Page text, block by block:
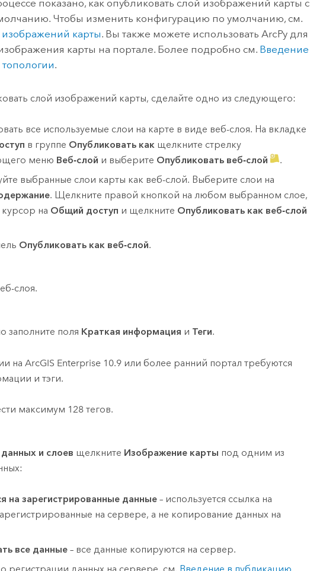
показано, как опубликовать слой изображений карты с
Чтобы изменить конфигурацию по умолчанию, см.
изображений карты. Вы также можете использоватьArcPy для
карты на портале. Более подробно см. Введение
.
слой изображений карты, сделайте одно из следующего:
все используемые слои на карте в виде веб-слоя. На вкладке
в группе Опубликовать какщелкните стрелку
меню Веб-слой и выберите Опубликовать веб-слой
.
выбранные слои карты как веб-слой. Выберите слои на
. Щелкните правой кнопкой на любом выбранном слое,
на Общий доступ и щелкните Опубликовать как веб-слой
Опубликовать как веб-слой.
слоя.
заполните поля Краткая информация и Теги.
наArcGIS Enterprise 10.9 или более ранний портал требуются
и тэги.
максимум 128 тегов.
и слоев щелкните Изображение карты под одним из
на зарегистрированные данные– используется ссылка на
на сервере, а не копирование данных на
все данные– все данные копируются на сервер.
регистрации данных на сервере, см. Введение в публикацию